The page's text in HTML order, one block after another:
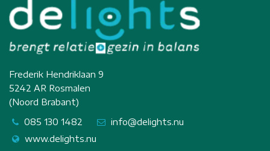
Frederik Hendriklaan 9
5242 AR Rosmalen
(Noord Brabant)
085 130 1482
info@delights.nu
www.delights.nu